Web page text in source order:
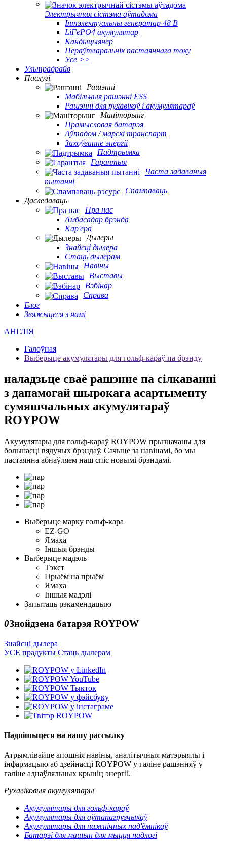
Электрычная сістэма аўтадома
Інтэлектуальны генератар 48 В
LiFePO4 акумулятар
Кандыцыянер
Пераўтваральнік пастаяннага току
Усе >>
Ультрадрайв
Паслугі
Рашэнні
Мабільныя рашэнні ESS
Рашэнні для рухавікоў і акумулятараў
Маніторынг
Прамысловая батарэя
Аўтадом / марскі транспарт
Захоўванне энергіі
Падтрымка
Гарантыя
Часта задаваныя
пытанні
Спампаваць
Даследаваць
Пра нас
Амбасадар брэнда
Кар'ера
Дылеры
Знайсці дылера
Стаць дылерам
Навіны
Выставы
Вэбінар
Справа
Блог
Звяжыцеся з намі
АНГЛІЯ
Галоўная
Выберыце акумулятары для гольф-караў па брэнду
наладзьце сваё рашэнне па сілкаванні
з дапамогай шырокага асартыменту
сумяшчальных акумулятараў
ROYPOW
Акумулятары для гольф-караў ROYPOW прызначаны для
большасці вядучых брэндаў. Сачыце за навінамі, бо мы
пастаянна абнаўляем наш спіс новымі брэндамі.
Выберыце марку гольф-кара
EZ-GO
Ямаха
Іншыя брэнды
Выберыце мадэль
Тэкст
Прыём на прыём
Ямаха
Іншыя мадэлі
Запытаць рэкамендацыю
0Знойдзена батарэя ROYPOW
Знайсці дылера
УСЕ прадукты Стаць дылерам
Падпішыцеся на нашу рассылку
Атрымлівайце апошнія навіны, аналітычныя матэрыялы і
інфармацыю аб дзейнасці ROYPOW у галіне рашэнняў у
галіне аднаўляльных крыніц энергіі.
Рухавіковыя акумулятары
Акумулятары для гольф-караў
Акумулятары для аўтапагрузчыкаў
Акумулятары для нажнічных пад'ёмнікаў
Батарэі для машын для мыцця падлогі